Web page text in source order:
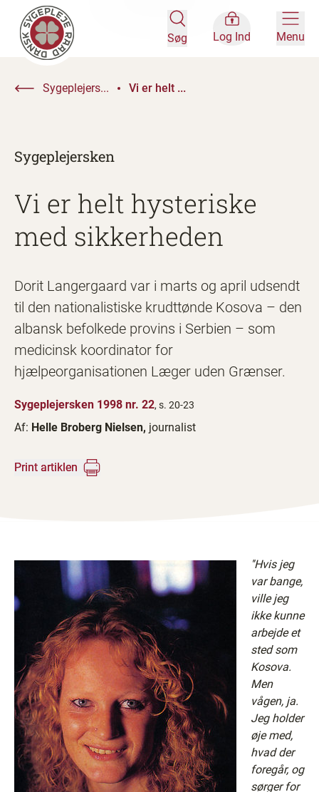
Søg Log Ind Menu
Sygeplejers... Vi er helt ...
Sygeplejersken
Vi er helt hysteriske
med sikkerheden
Dorit Langergaard var i marts og april udsendt
til den nationalistiske krudttønde Kosova – den
albansk befolkede provins i Serbien – som
medicinsk koordinator for
hjælpeorganisationen Læger uden Grænser.
Sygeplejersken 1998 nr. 22, s. 20-23
Af: Helle Broberg Nielsen, journalist
Print artiklen
''Hvis jeg
var bange,
ville jeg
ikke kunne
arbejde et
sted som
Kosova.
Men
vågen, ja.
Jeg holder
øje med,
hvad der
foregår, og
sørger for